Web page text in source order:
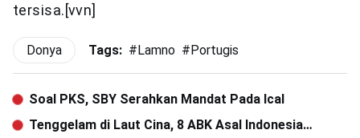
tersisa.[vvn]
Donya Tags: #Lamno #Portugis
Soal PKS, SBY Serahkan Mandat Pada Ical
Tenggelam di Laut Cina, 8 ABK Asal Indonesia